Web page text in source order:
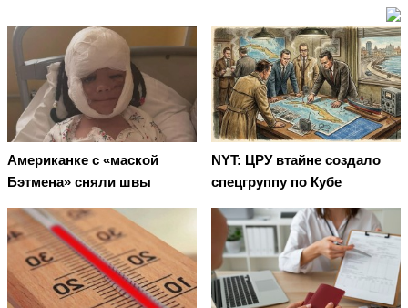
Американке с «маской
Бэтмена» сняли швы
NYT: ЦРУ втайне создало
спецгруппу по Кубе